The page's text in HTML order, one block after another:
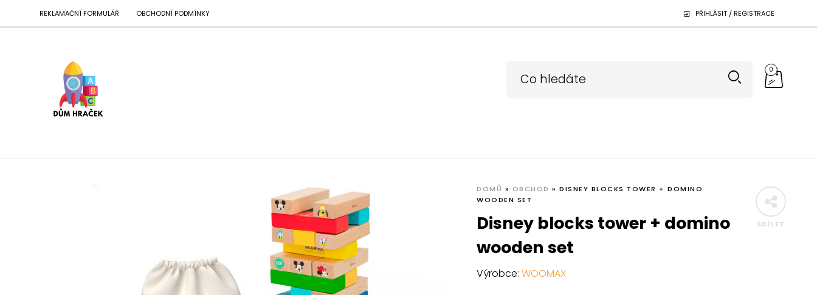
REKLAMAČNÍ FORMULÁŘ OBCHODNÍ PODMÍNKY PŘIHLÁSIT / REGISTRACE
0
SDÍLET
DOMŮ » OBCHOD »DISNEY BLOCKS TOWER + DOMINO
WOODEN SET
Disney blocks tower + domino
wooden set
Výrobce:WOOMAX